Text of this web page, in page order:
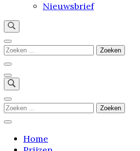
Nieuwsbrief
"Stap binnen in mijn
verhaal tot leven komt"
Zoeken
naar:
Zoeken
Home